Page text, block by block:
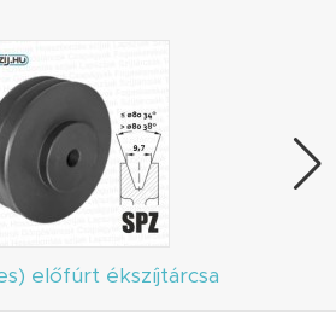
előfúrt ékszíjtárcsa